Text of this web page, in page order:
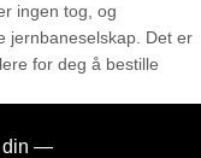
ingen tog, og
jernbaneselskap. Det er
for deg å bestille
din —